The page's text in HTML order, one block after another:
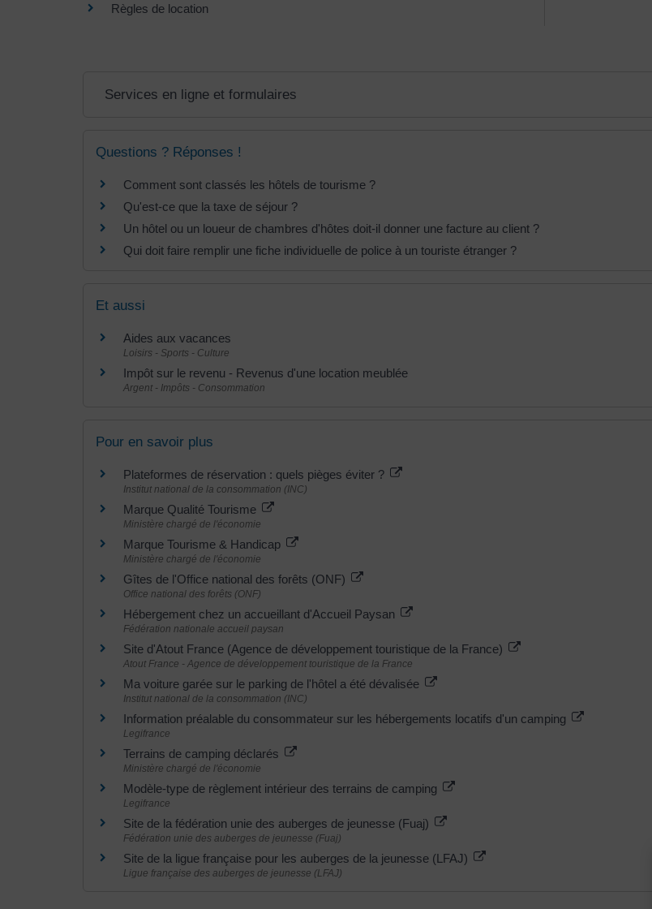
Règles de location
Services en ligne et formulaires
Questions ? Réponses !
Comment sont classés les hôtels de tourisme ?
Qu'est-ce que la taxe de séjour ?
Un hôtel ou un loueur de chambres d'hôtes doit-il donner une facture au client ?
Qui doit faire remplir une fiche individuelle de police à un touriste étranger ?
Et aussi
Aides aux vacances
Loisirs - Sports - Culture
Impôt sur le revenu - Revenus d'une location meublée
Argent - Impôts - Consommation
Pour en savoir plus
Plateformes de réservation : quels pièges éviter ?
Institut national de la consommation (INC)
Marque Qualité Tourisme
Ministère chargé de l'économie
Marque Tourisme & Handicap
Ministère chargé de l'économie
Gîtes de l'Office national des forêts (ONF)
Office national des forêts (ONF)
Hébergement chez un accueillant d'Accueil Paysan
Fédération nationale accueil paysan
Site d'Atout France (Agence de développement touristique de la France)
Atout France - Agence de développement touristique de la France
Ma voiture garée sur le parking de l'hôtel a été dévalisée
Institut national de la consommation (INC)
Information préalable du consommateur sur les hébergements locatifs d'un camping
Legifrance
Terrains de camping déclarés
Ministère chargé de l'économie
Modèle-type de règlement intérieur des terrains de camping
Legifrance
Site de la fédération unie des auberges de jeunesse (Fuaj)
Fédération unie des auberges de jeunesse (Fuaj)
Site de la ligue française pour les auberges de la jeunesse (LFAJ)
Ligue française des auberges de jeunesse (LFAJ)